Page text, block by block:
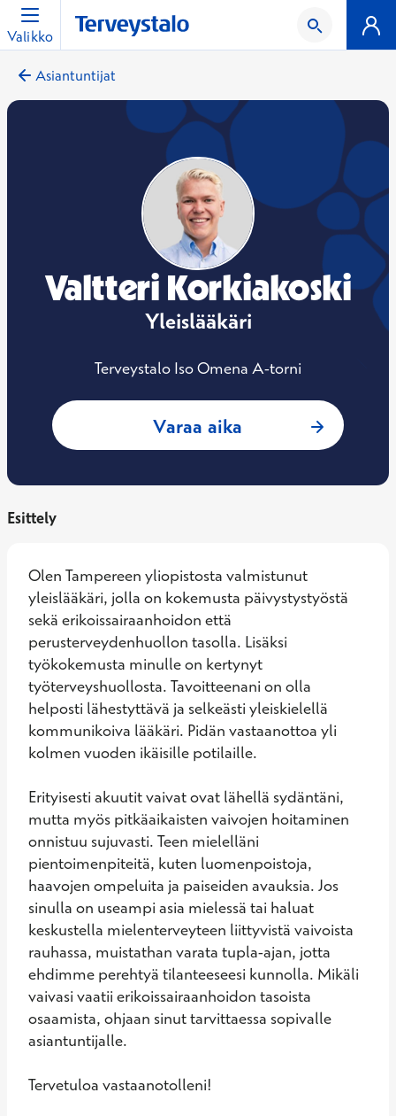
Valikko
Asiantuntijat
Valtteri Korkiakoski
Yleislääkäri
Terveystalo Iso Omena A-torni
Varaa aika : Valtteri
Esittely
Olen Tampereen yliopistosta valmistunut
yleislääkäri, jolla on kokemusta päivystystyöstä
sekä erikoissairaanhoidon että
perusterveydenhuollon tasolla. Lisäksi
työkokemusta minulle on kertynyt
työterveyshuollosta. Tavoitteenani on olla
helposti lähestyttävä ja selkeästi yleiskielellä
kommunikoiva lääkäri. Pidän vastaanottoa yli
kolmen vuoden ikäisille potilaille.
Erityisesti akuutit vaivat ovat lähellä sydäntäni,
mutta myös pitkäaikaisten vaivojen hoitaminen
onnistuu sujuvasti. Teen mielelläni
pientoimenpiteitä, kuten luomenpoistoja,
haavojen ompeluita ja paiseiden avauksia. Jos
sinulla on useampi asia mielessä tai haluat
keskustella mielenterveyteen liittyvistä vaivoista
rauhassa, muistathan varata tupla-ajan, jotta
ehdimme perehtyä tilanteeseesi kunnolla. Mikäli
vaivasi vaatii erikoissairaanhoidon tasoista
osaamista, ohjaan sinut tarvittaessa sopivalle
asiantuntijalle.
Tervetuloa vastaanotolleni!